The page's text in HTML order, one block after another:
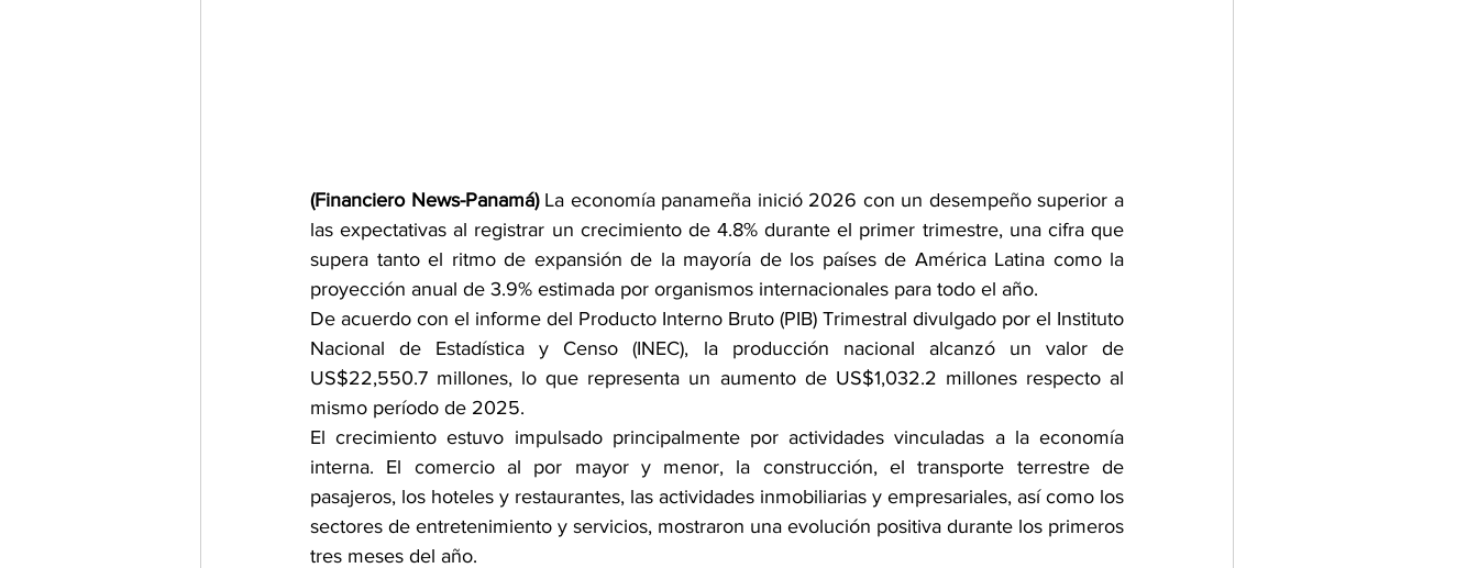
(Financiero News-Panamá) La economía panameña inició 2026 con un desempeño superior a
las expectativas al registrar un crecimiento de 4.8% durante el primer trimestre, una cifra que
supera tanto el ritmo de expansión de la mayoría de los países de América Latina como la
proyección anual de 3.9% estimada por organismos internacionales para todo el año.
De acuerdo con el informe del Producto Interno Bruto (PIB) Trimestral divulgado por el Instituto
Nacional de Estadística y Censo (INEC), la producción nacional alcanzó un valor de
US$22,550.7 millones, lo que representa un aumento de US$1,032.2 millones respecto al
mismo período de 2025.
El crecimiento estuvo impulsado principalmente por actividades vinculadas a la economía
interna. El comercio al por mayor y menor, la construcción, el transporte terrestre de
pasajeros, los hoteles y restaurantes, las actividades inmobiliarias y empresariales, así como los
sectores de entretenimiento y servicios, mostraron una evolución positiva durante los primeros
tres meses del año.